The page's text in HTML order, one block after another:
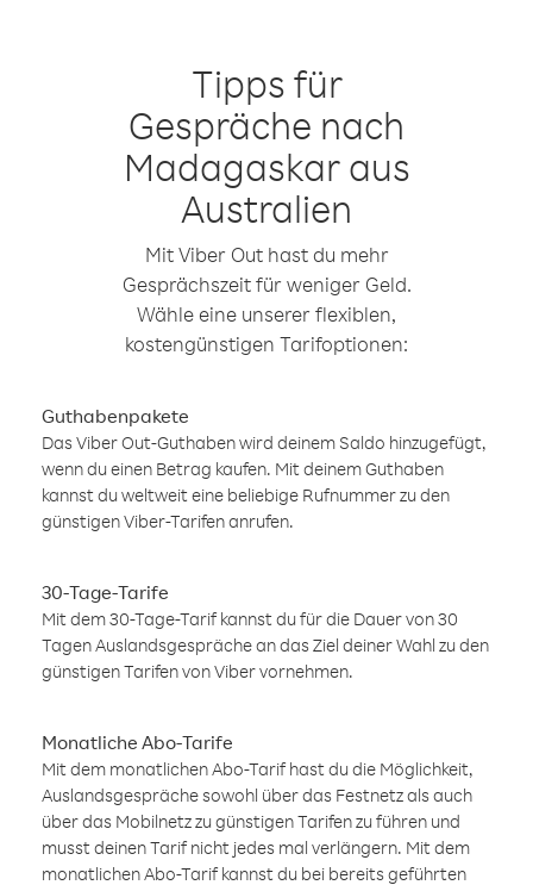
Tipps für
Gespräche nach
Madagaskar aus
Australien
Mit Viber Out hast du mehr
Gesprächszeit für weniger Geld.
Wähle eine unserer flexiblen,
kostengünstigen Tarifoptionen:
Guthabenpakete
Das Viber Out-Guthaben wird deinem Saldo hinzugefügt,
wenn du einen Betrag kaufen. Mit deinem Guthaben
kannst du weltweit eine beliebige Rufnummer zu den
günstigen Viber-Tarifen anrufen.
30-Tage-Tarife
Mit dem 30-Tage-Tarif kannst du für die Dauer von 30
Tagen Auslandsgespräche an das Ziel deiner Wahl zu den
günstigen Tarifen von Viber vornehmen.
Monatliche Abo-Tarife
Mit dem monatlichen Abo-Tarif hast du die Möglichkeit,
Auslandsgespräche sowohl über das Festnetz als auch
über das Mobilnetz zu günstigen Tarifen zu führen und
musst deinen Tarif nicht jedes mal verlängern. Mit dem
monatlichen Abo-Tarif kannst du bei bereits geführten